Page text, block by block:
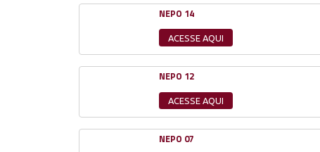
NEPO 14
ACESSE AQUI
NEPO 12
ACESSE AQUI
NEPO 07